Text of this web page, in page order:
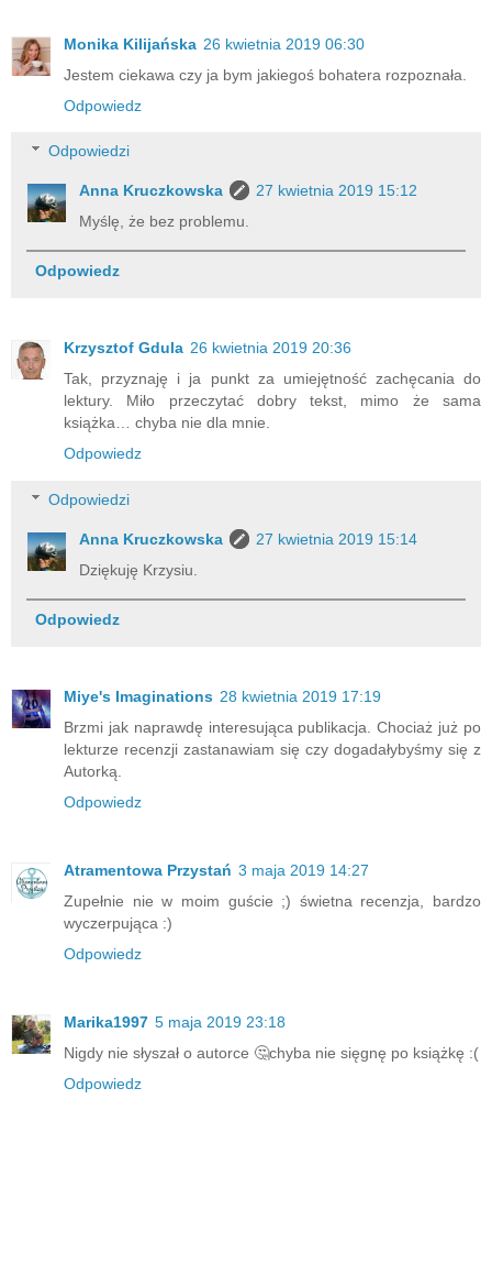
Monika Kilijańska 26 kwietnia 2019 06:30
Jestem ciekawa czy ja bym jakiegoś bohatera rozpoznała.
Odpowiedz
Odpowiedzi
Anna Kruczkowska
27 kwietnia 2019 15:12
Myślę, że bez problemu.
Odpowiedz
Krzysztof Gdula 26 kwietnia 2019 20:36
Tak, przyznaję i ja punkt za umiejętność zachęcania do
lektury. Miło przeczytać dobry tekst, mimo że sama
książka… chyba nie dla mnie.
Odpowiedz
Odpowiedzi
Anna Kruczkowska
27 kwietnia 2019 15:14
Dziękuję Krzysiu.
Odpowiedz
Miye's Imaginations 28 kwietnia 2019 17:19
Brzmi jak naprawdę interesująca publikacja. Chociaż już po
lekturze recenzji zastanawiam się czy dogadałybyśmy się z
Autorką.
Odpowiedz
Atramentowa Przystań 3 maja 2019 14:27
Zupełnie nie w moim guście ;) świetna recenzja, bardzo
wyczerpująca :)
Odpowiedz
Marika1997 5 maja 2019 23:18
Nigdy nie słyszał o autorce 🤔chyba nie sięgnę po książkę :(
Odpowiedz